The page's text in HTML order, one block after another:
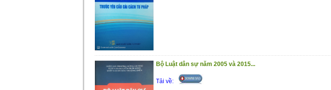
Bộ Luật dân sự năm 2005 và 2015...
Tải về: